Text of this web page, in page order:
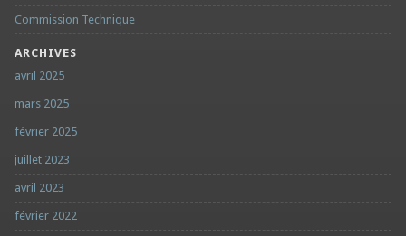
Commission Technique
ARCHIVES
avril 2025
mars 2025
février 2025
juillet 2023
avril 2023
février 2022